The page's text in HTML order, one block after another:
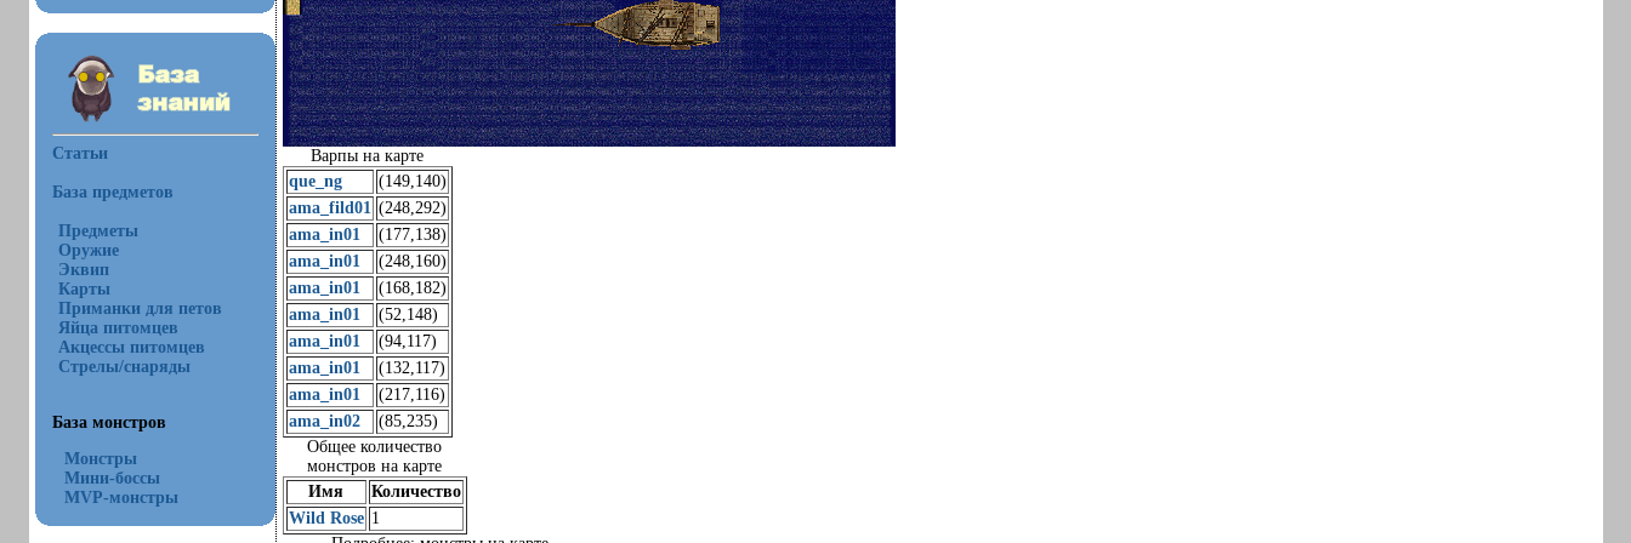
Статьи
База предметов
Предметы
Оружие
Эквип
Карты
Приманки для петов
Яйца питомцев
Акцессы питомцев
Стрелы/снаряды
База монстров
Монстры
Мини-боссы
MVP-монстры
Варпы на карте
que_ng
(149,140)
ama_fild01 (248,292)
ama_in01
(177,138)
ama_in01
(248,160)
ama_in01
(168,182)
ama_in01
(52,148)
ama_in01
(94,117)
ama_in01
(132,117)
ama_in01
(217,116)
ama_in02
(85,235)
Общее количество
монстров на карте
Имя
Количество
Wild Rose 1